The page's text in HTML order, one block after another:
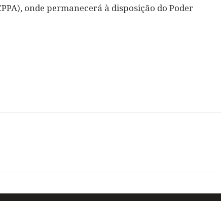
onde permanecerá à disposição do Poder